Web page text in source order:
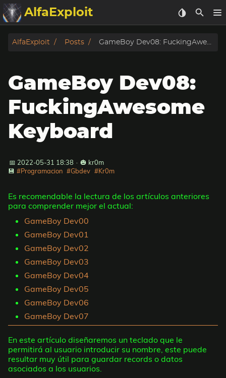
AlfaExploit
Categorias
Info
Bughunter
Badguys
tinysa-tools
AlfaExploit Posts GameBoy Dev08: FuckingAwesome Keyboard
GameBoy Dev08:
FuckingAwesome
Keyboard
📅 2022-05-31 18:38 · 🎃 kr0m
💾 #Programacion #Gbdev #Kr0m
Es recomendable la lectura de los artículos anteriores
para comprender mejor el actual:
GameBoy Dev00
GameBoy Dev01
GameBoy Dev02
GameBoy Dev03
GameBoy Dev04
GameBoy Dev05
GameBoy Dev06
GameBoy Dev07
En este artículo diseñaremos un teclado que le
permitirá al usuario introducir su nombre, este puede
resultar muy útil para guardar records o datos
asociados a los usuarios.